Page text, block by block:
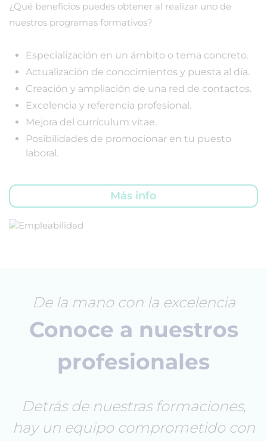
¿Qué beneficios puedes obtener al realizar uno de
nuestros programas formativos?
Especialización en un ámbito o tema concreto.
Actualización de conocimientos y puesta al día.
Creación y ampliación de una red de contactos.
Excelencia y referencia profesional.
Mejora del currículum vitae.
Posibilidades de promocionar en tu puesto
laboral.
Más info
De la mano con la excelencia
Conoce a nuestros
profesionales
Detrás de nuestras formaciones,
hay un equipo comprometido con